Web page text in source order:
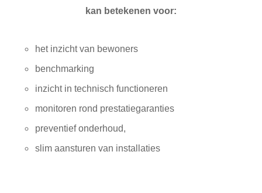
kan betekenen voor:
het inzicht van bewoners
benchmarking
inzicht in technisch functioneren
monitoren rond prestatiegaranties
preventief onderhoud,
slim aansturen van installaties